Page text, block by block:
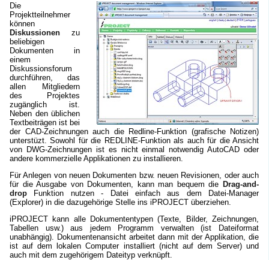
Die
Projektteilnehmer
können
Diskussionen zu
beliebigen
Dokumenten in
einem
Diskussionsforum
durchführen, das
allen Mitgliedern
des Projektes
zugänglich ist.
Neben den üblichen
Textbeiträgen ist bei
der CAD-Zeichnungen auch die Redline-Funktion (grafische Notizen)
unterstüzt. Sowohl für die REDLINE-Funktion als auch für die Ansicht
von DWG-Zeichnungen ist es nicht einmal notwendig AutoCAD oder
andere kommerzielle Applikationen zu installieren.
Für Anlegen von neuen Dokumenten bzw. neuen Revisionen, oder auch
für die Ausgabe von Dokumenten, kann man bequem die Drag-and-
drop Funktion nutzen - Datei einfach aus dem Datei-Manager
(Explorer) in die dazugehörige Stelle ins iPROJECT überziehen.
iPROJECT kann alle Dokumententypen (Texte, Bilder, Zeichnungen,
Tabellen usw.) aus jedem Programm verwalten (ist Dateiformat
unabhängig). Dokumentenansicht arbeitet dann mit der Applikation, die
ist auf dem lokalen Computer installiert (nicht auf dem Server) und
auch mit dem zugehörigem Dateityp verknüpft.